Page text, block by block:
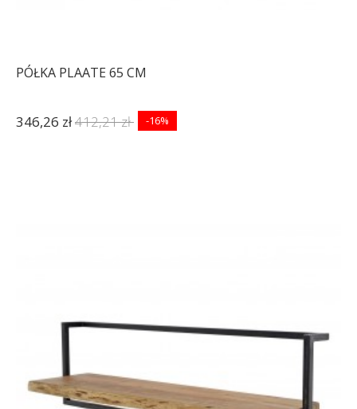
PÓŁKA PLAATE 65 CM
346,26 zł412,21 zł -16%